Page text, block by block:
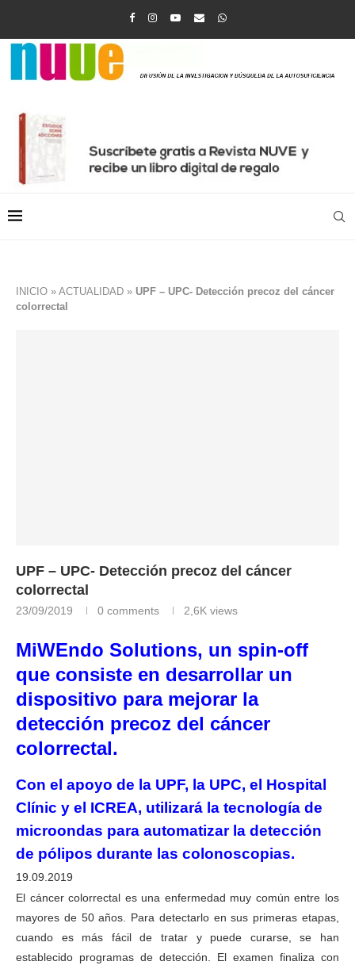
INICIO » ACTUALIDAD » UPF – UPC- Detección precoz del cáncer
colorrectal
UPF – UPC- Detección precoz del cáncer
colorrectal
23/09/2019 0 comments 2,6K views
MiWEndo Solutions, un spin-off
que consiste en desarrollar un
dispositivo para mejorar la
detección precoz del cáncer
colorrectal.
Con el apoyo de la UPF, la UPC, el Hospital
Clínic y el ICREA, utilizará la tecnología de
microondas para automatizar la detección
de pólipos durante las colonoscopias.
19.09.2019
El cáncer colorrectal es una enfermedad muy común entre los
mayores de 50 años. Para detectarlo en sus primeras etapas,
cuando es más fácil de tratar y puede curarse, se han
establecido programas de detección. El examen finaliza con